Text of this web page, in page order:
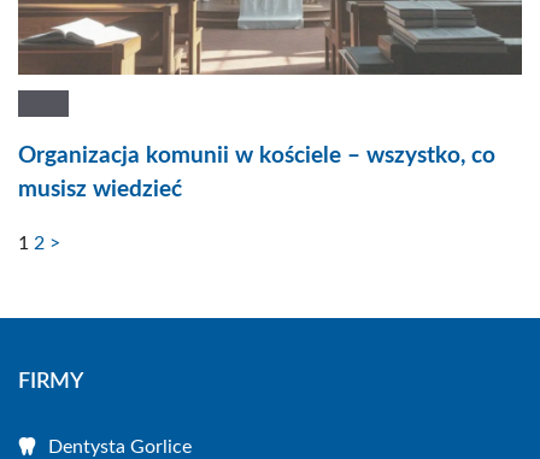
Organizacja komunii w kościele – wszystko, co
musisz wiedzieć
1 2 >
FIRMY
Dentysta Gorlice